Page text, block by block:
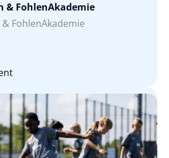
& FohlenAkademie
FohlenAkademie